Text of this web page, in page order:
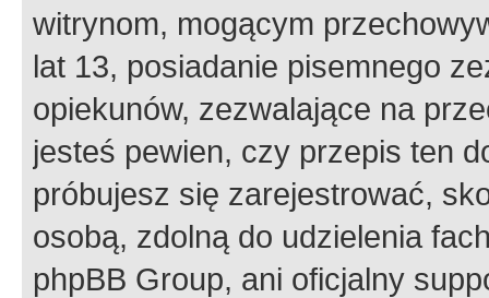
witrynom, mogącym
lat 13, posiadanie pisemnego
opiekunów, zezwalające na
jesteś pewien, czy przepis ten
próbujesz się zarejestrować,
osobą, zdolną do udzielenia
phpBB Group, ani oficjalny